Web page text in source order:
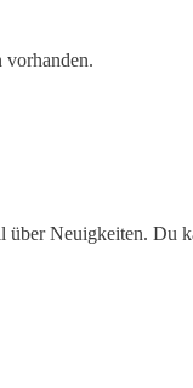
vorhanden.
Neuigkeiten. Du